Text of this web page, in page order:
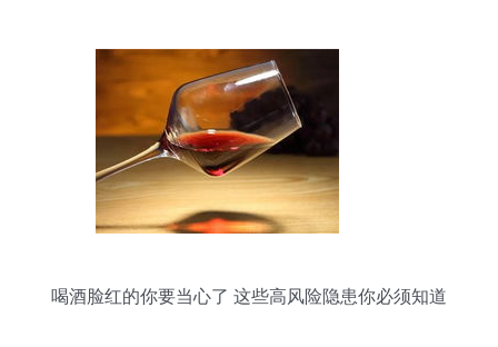
喝酒脸红的你要当心了 这些高风险隐患你必须知道